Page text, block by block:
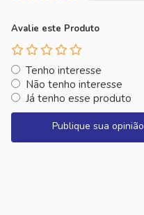
Avalie este Produto
Tenho interesse
Não tenho interesse
Já tenho esse produto
Publique sua opinião